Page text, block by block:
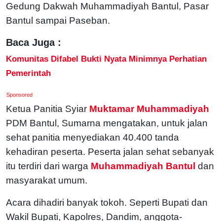
Gedung Dakwah Muhammadiyah Bantul, Pasar
Bantul sampai Paseban.
Baca Juga :
Komunitas Difabel Bukti Nyata Minimnya Perhatian
Pemerintah
Sponsored
Ketua Panitia Syiar Muktamar Muhammadiyah
PDM Bantul, Sumarna mengatakan, untuk jalan
sehat panitia menyediakan 40.400 tanda
kehadiran peserta. Peserta jalan sehat sebanyak
itu terdiri dari warga Muhammadiyah Bantul dan
masyarakat umum.
Acara dihadiri banyak tokoh. Seperti Bupati dan
Wakil Bupati, Kapolres, Dandim, anggota-